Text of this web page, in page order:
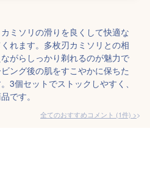
ミソリの滑りを良くして快適な
れます。多枚刃カミソリとの相
がらしっかり剃れるのが魅力で
ング後の肌をすこやかに保ちた
3個セットでストックしやすく、
です。
全てのおすすめコメント (1件) >